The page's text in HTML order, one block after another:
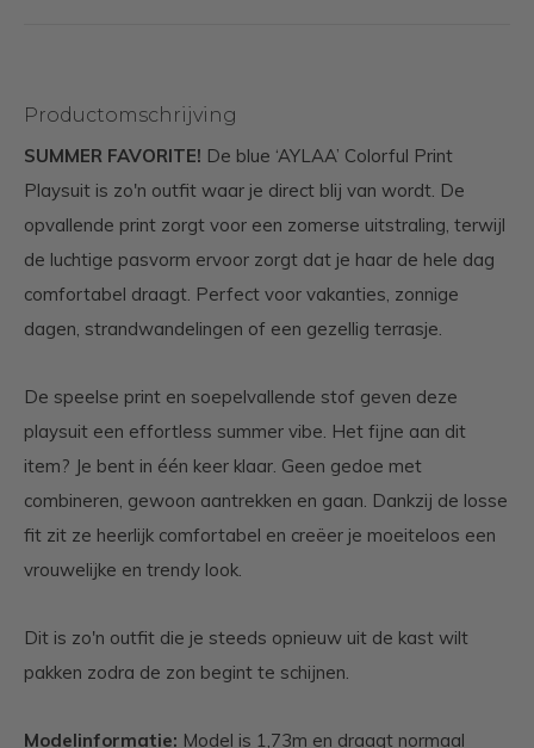
Productomschrijving
SUMMER FAVORITE! De blue ‘AYLAA’ Colorful Print
Playsuit is zo'n outfit waar je direct blij van wordt. De
opvallende print zorgt voor een zomerse uitstraling, terwijl
de luchtige pasvorm ervoor zorgt dat je haar de hele dag
comfortabel draagt. Perfect voor vakanties, zonnige
dagen, strandwandelingen of een gezellig terrasje.
De speelse print en soepelvallende stof geven deze
playsuit een effortless summer vibe. Het fijne aan dit
item? Je bent in één keer klaar. Geen gedoe met
combineren, gewoon aantrekken en gaan. Dankzij de losse
fit zit ze heerlijk comfortabel en creëer je moeiteloos een
vrouwelijke en trendy look.
Dit is zo'n outfit die je steeds opnieuw uit de kast wilt
pakken zodra de zon begint te schijnen.
Modelinformatie: Model is 1,73m en draagt normaal